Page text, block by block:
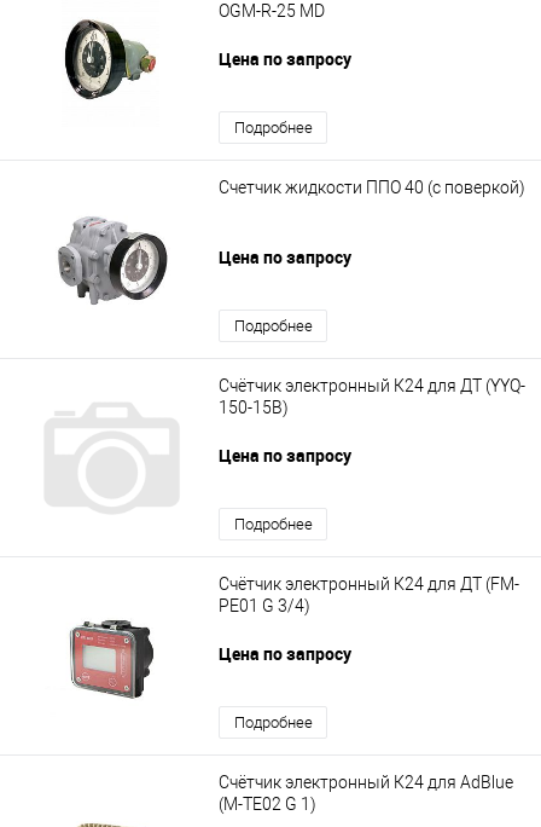
OGM-R-25 MD
Цена по запросу
Подробнее
Счетчик жидкости ППО 40 (с поверкой)
Цена по запросу
Подробнее
Счётчик электронный К24 для ДТ (YYQ-
150-15B)
Цена по запросу
Подробнее
Счётчик электронный К24 для ДТ (FM-
PE01 G 3/4)
Цена по запросу
Подробнее
Счётчик электронный К24 для AdBlue
(M-TE02 G 1)